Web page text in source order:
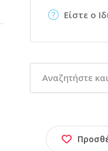
Είστε ο